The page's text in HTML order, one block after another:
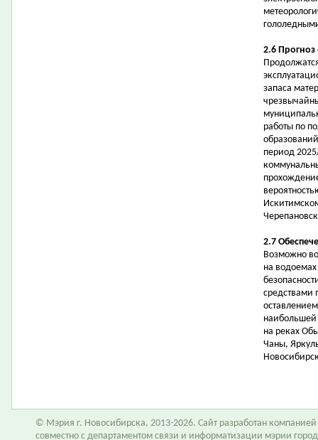
2.6 Прогноз
запаса
работы по
период
2.7
Возможно
на
средствами
наибольшей
на реках
Чаны,
© Мэрия г. Новосибирска, 2013-2026. Сайт разработан компанией
совместно с департаментом связи и информатизации мэрии